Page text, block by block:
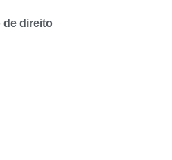
de direito